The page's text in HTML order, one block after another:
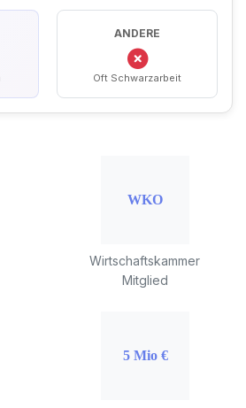
ANDERE
Oft Schwarzarbeit
Wirtschaftskammer
Mitglied